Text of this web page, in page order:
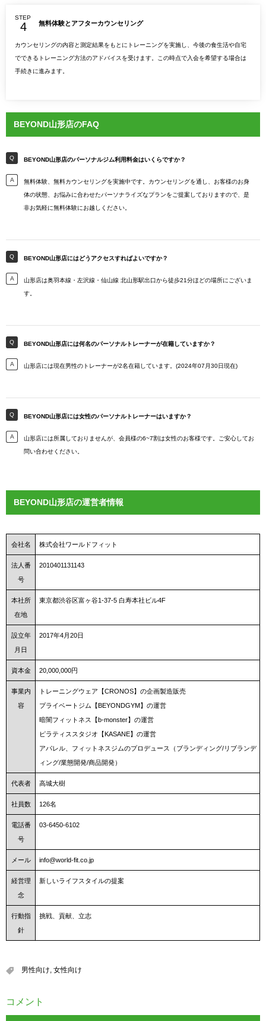
STEP
無料体験とアフターカウンセリング
カウンセリングの内容と測定結果をもとにトレーニングを実施し、今後の食生活や自宅
でできるトレーニング方法のアドバイスを受けます。この時点で入会を希望する場合は
手続きに進みます。
BEYOND山形店のFAQ
BEYOND山形店のパーソナルジム利用料金はいくらですか？
無料体験、無料カウンセリングを実施中です。カウンセリングを通し、お客様のお身
体の状態、お悩みに合わせたパーソナライズなプランをご提案しておりますので、是
非お気軽に無料体験にお越しください。
BEYOND山形店にはどうアクセスすればよいですか？
山形店は奥羽本線・左沢線・仙山線 北山形駅出口から徒歩21分ほどの場所にございま
す。
BEYOND山形店には何名のパーソナルトレーナーが在籍していますか？
山形店には現在男性のトレーナーが2名在籍しています。(2024年07月30日現在)
BEYOND山形店には女性のパーソナルトレーナーはいますか？
山形店には所属しておりませんが、会員様の6~7割は女性のお客様です。ご安心してお
問い合わせください。
BEYOND山形店の運営者情報
会社名 株式会社ワールドフィット
法人番
号
2010401131143
本社所
在地
東京都渋谷区富ヶ谷1-37-5 白寿本社ビル4F
設立年
月日
2017年4月20日
資本金 20,000,000円
事業内
容
トレーニングウェア【CRONOS】の企画製造販売
プライベートジム【BEYONDGYM】の運営
暗闇フィットネス【b-monster】の運営
ピラティススタジオ【KASANE】の運営
アパレル、フィットネスジムのプロデュース（ブランディング/リブランデ
ィング/業態開発/商品開発）
代表者 高城大樹
社員数 126名
電話番
号
03-6450-6102
メール info@world-fit.co.jp
経営理
念
新しいライフスタイルの提案
行動指
針
挑戦、貢献、立志
男性向け, 女性向け
コメント